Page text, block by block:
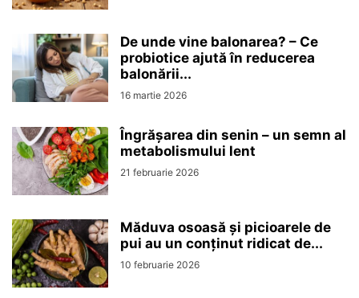
De unde vine balonarea? – Ce
probiotice ajută în reducerea
balonării...
16 martie 2026
Îngrășarea din senin – un semn al
metabolismului lent
21 februarie 2026
Măduva osoasă și picioarele de
pui au un conținut ridicat de...
10 februarie 2026